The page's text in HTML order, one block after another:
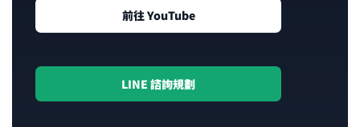
居
|
前往 YouTube
LINE 諮詢規劃